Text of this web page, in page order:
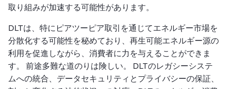
取り組みが加速する可能性があります。
DLTは、特にピアツーピア取引を通じてエネルギー市場を
分散化する可能性を秘めており、再生可能エネルギー源の
利用を促進しながら、消費者に力を与えることができま
す。 前途多難な道のりは険しい。 DLTのレガシーシステ
ムへの統合、データセキュリティとプライバシーの保証、